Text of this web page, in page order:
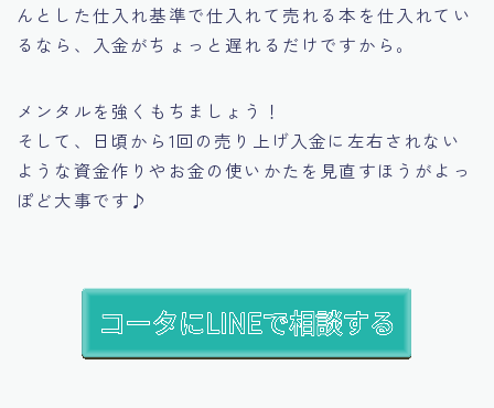
んとした仕入れ基準で仕入れて売れる本を仕入れてい
るなら、入金がちょっと遅れるだけですから。
メンタルを強くもちましょう！
そして、日頃から1回の売り上げ入金に左右されない
ような資金作りやお金の使いかたを見直すほうがよっ
ぽど大事です♪